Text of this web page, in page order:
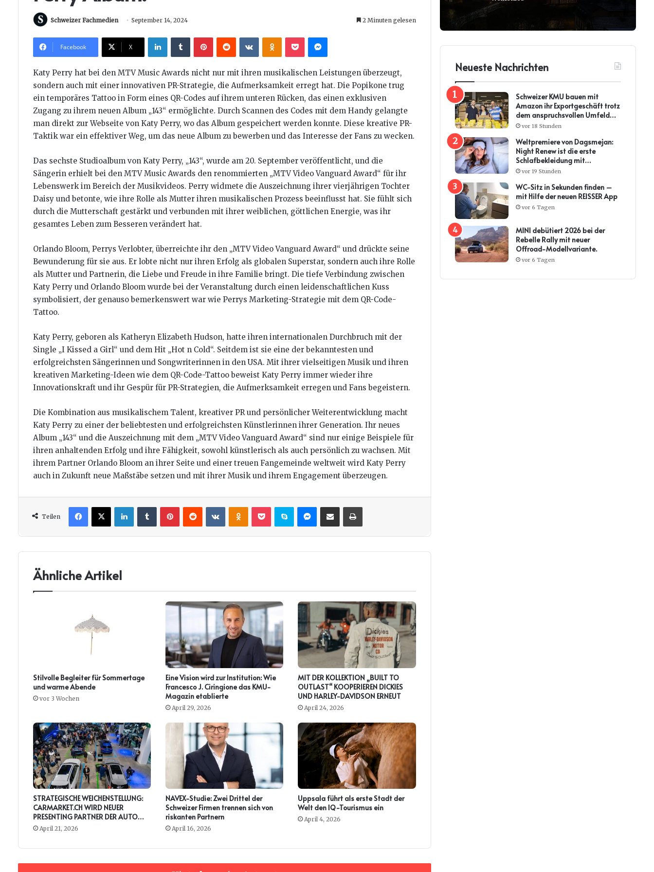
Schweizer Fachmedien September 14, 2024 2 Minuten gelesen
Facebook X
LinkedInTumblrPinterestRedditVKontakteOdnoklassniki
PocketMessenger
Katy Perry hat bei den MTV Music Awards nicht nur mit ihren musikalischen Leistungen überzeugt,
sondern auch mit einer innovativen PR-Strategie, die Aufmerksamkeit erregt hat. Die Popikone trug
ein temporäres Tattoo in Form eines QR-Codes auf ihrem unteren Rücken, das einen exklusiven
Zugang zu ihrem neuen Album „143“ ermöglichte. Durch Scannen des Codes mit dem Handy gelangte
man direkt zur Webseite von Katy Perry, wo das Album gespeichert werden konnte. Diese kreative PR-
Taktik war ein effektiver Weg, um das neue Album zu bewerben und das Interesse der Fans zu wecken.
Das sechste Studioalbum von Katy Perry, „143“, wurde am 20. September veröffentlicht, und die
Sängerin erhielt bei den MTV Music Awards den renommierten „MTV Video Vanguard Award“ für ihr
Lebenswerk im Bereich der Musikvideos. Perry widmete die Auszeichnung ihrer vierjährigen Tochter
Daisy und betonte, wie ihre Rolle als Mutter ihren musikalischen Prozess beeinflusst hat. Sie fühlt sich
durch die Mutterschaft gestärkt und verbunden mit ihrer weiblichen, göttlichen Energie, was ihr
gesamtes Leben zum Besseren verändert hat.
Orlando Bloom, Perrys Verlobter, überreichte ihr den „MTV Video Vanguard Award“ und drückte seine
Bewunderung für sie aus. Er lobte nicht nur ihren Erfolg als globalen Superstar, sondern auch ihre Rolle
als Mutter und Partnerin, die Liebe und Freude in ihre Familie bringt. Die tiefe Verbindung zwischen
Katy Perry und Orlando Bloom wurde bei der Veranstaltung durch einen leidenschaftlichen Kuss
symbolisiert, der genauso bemerkenswert war wie Perrys Marketing-Strategie mit dem QR-Code-
Tattoo.
Katy Perry, geboren als Katheryn Elizabeth Hudson, hatte ihren internationalen Durchbruch mit der
Single „I Kissed a Girl“ und dem Hit „Hot n Cold“. Seitdem ist sie eine der bekanntesten und
erfolgreichsten Sängerinnen und Songwriterinnen in den USA. Mit ihrer vielseitigen Musik und ihren
kreativen Marketing-Ideen wie dem QR-Code-Tattoo beweist Katy Perry immer wieder ihre
Innovationskraft und ihr Gespür für PR-Strategien, die Aufmerksamkeit erregen und Fans begeistern.
Die Kombination aus musikalischem Talent, kreativer PR und persönlicher Weiterentwicklung macht
Katy Perry zu einer der beliebtesten und erfolgreichsten Künstlerinnen ihrer Generation. Ihr neues
Album „143“ und die Auszeichnung mit dem „MTV Video Vanguard Award“ sind nur einige Beispiele für
ihren anhaltenden Erfolg und ihre Fähigkeit, sowohl künstlerisch als auch persönlich zu wachsen. Mit
ihrem Partner Orlando Bloom an ihrer Seite und einer treuen Fangemeinde weltweit wird Katy Perry
auch in Zukunft neue Maßstäbe setzen und mit ihrer Musik und ihrem Engagement überzeugen.
Teilen
Facebook
X LinkedInTumblrPinterestRedditVKontakteOdnoklassniki
PocketSkype Messenger
Teile per E-Mail Drucken
Ähnliche Artikel
Stilvolle Begleiter für Sommertage
und warme Abende
vor 3 Wochen
Eine Vision wird zur Institution: Wie
Francesco J. Ciringione das KMU-
Magazin etablierte
April 29, 2026
MIT DER KOLLEKTION „BUILT TO
OUTLAST“ KOOPERIEREN DICKIES
UND HARLEY-DAVIDSON ERNEUT
April 24, 2026
STRATEGISCHE WEICHENSTELLUNG:
CARMARKET.CH WIRD NEUER
PRESENTING PARTNER DER AUTO
ZÜRICH
April 21, 2026
NAVEX-Studie: Zwei Drittel der
Schweizer Firmen trennen sich von
riskanten Partnern
April 16, 2026
Uppsala führt als erste Stadt der
Welt den IQ-Tourismus ein
April 4, 2026
Neueste Nachrichten
Schweizer KMU bauen mit
Amazon ihr Exportgeschäft trotz
dem anspruchsvollen Umfeld
weiter aus
vor 18 Stunden
Weltpremiere von Dagsmejan:
Night Renew ist die erste
Schlafbekleidung mit
Kollagenwirkung
vor 19 Stunden
WC-Sitz in Sekunden finden –
mit Hilfe der neuen REISSER App
vor 6 Tagen
MINI debütiert 2026 bei der
Rebelle Rally mit neuer
Offroad-Modellvariante.
vor 6 Tagen